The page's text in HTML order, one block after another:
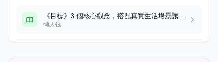
懶人包